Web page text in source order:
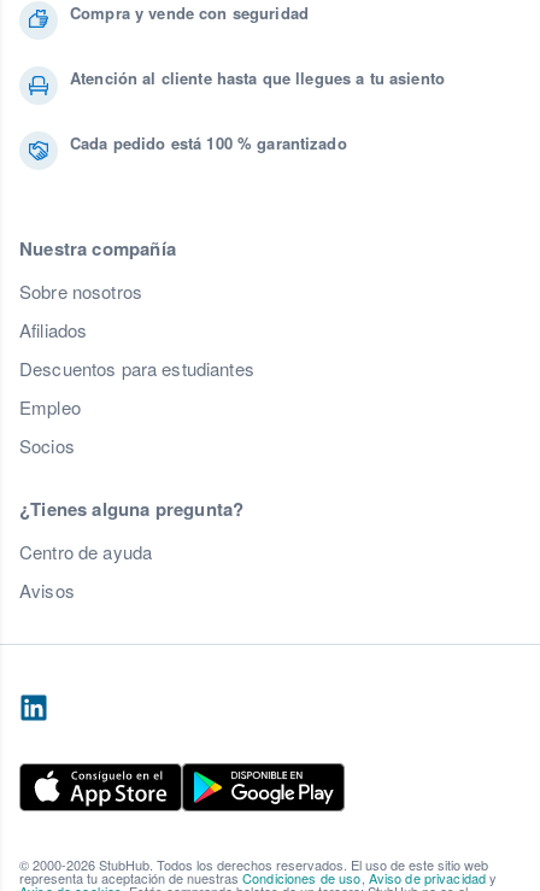
Compra y vende con seguridad
Atención al cliente hasta que llegues a tu asiento
Cada pedido está 100 % garantizado
Nuestra compañía
Sobre nosotros
Afiliados
Descuentos para estudiantes
Empleo
Socios
¿Tienes alguna pregunta?
Centro de ayuda
Avisos
© 2000-2026 StubHub. Todos los derechos reservados. El uso de este sitio web
representa tu aceptación de nuestras Condiciones de uso, Aviso de privacidady